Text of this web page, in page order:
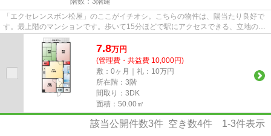
「エクセレンスボン松屋」のここがイチオシ。こちらの物件は、陽当たり良好で
す。最上階のマンションです。歩いて15分ほどで駅にアクセスできる、立地の良
さも魅力の物件です。当社ス...
7.8万円
(管理費・共益費 10,000円)
敷：0ヶ月｜礼：10万円
所在階：3階
間取り：3DK
面積：50.00㎡
該当公開件数3件 空き数4件 1-3件表示